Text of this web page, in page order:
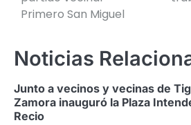
Primero San Miguel
Noticias
Junto a vecinos y vecinas de
Zamora inauguró la Plaza
Recio